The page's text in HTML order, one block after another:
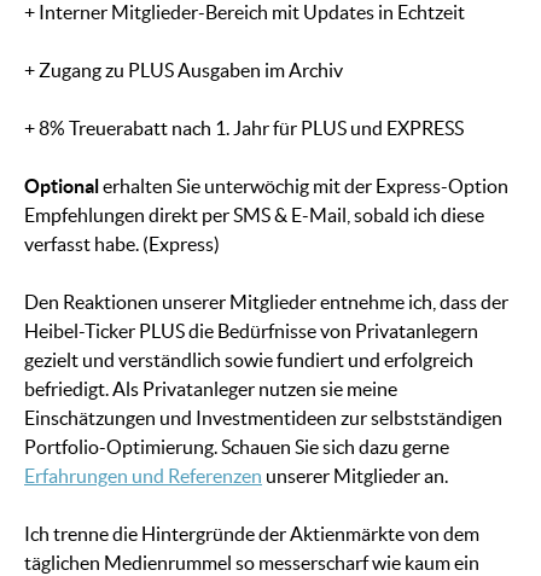
+ Interner Mitglieder-Bereich mit Updates in Echtzeit
+ Zugang zu PLUS Ausgaben im Archiv
+ 8% Treuerabatt nach 1. Jahr für PLUS und EXPRESS
Optionalerhalten Sie unterwöchig mit der Express-Option
Empfehlungen direkt per SMS & E-Mail, sobald ich diese
verfasst habe. (Express)
Den Reaktionen unserer Mitglieder entnehme ich, dass der
Heibel-Ticker PLUS die Bedürfnisse von Privatanlegern
gezielt und verständlich sowie fundiert und erfolgreich
befriedigt. Als Privatanleger nutzen sie meine
Einschätzungen und Investmentideen zur selbstständigen
Portfolio-Optimierung. Schauen Sie sich dazu gerne
Erfahrungen und Referenzen unserer Mitglieder an.
Ich trenne die Hintergründe der Aktienmärkte von dem
täglichen Medienrummel so messerscharf wie kaum ein